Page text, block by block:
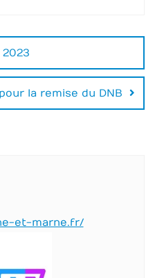
la remise du DNB
et-marne.fr/